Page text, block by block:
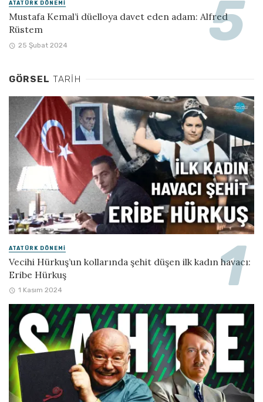
ATATÜRK DÖNEMI
Mustafa Kemal’i düelloya davet eden adam: Alfred
Rüstem
25 Şubat 2024
GÖRSEL TARIH
ATATÜRK DÖNEMI
Vecihi Hürkuş’un kollarında şehit düşen ilk kadın havacı:
Eribe Hürkuş
1 Kasım 2024